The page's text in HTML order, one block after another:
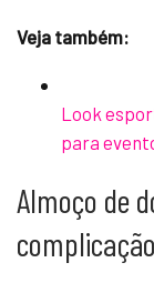
Veja também:
Look
para
Almoço de
complicação